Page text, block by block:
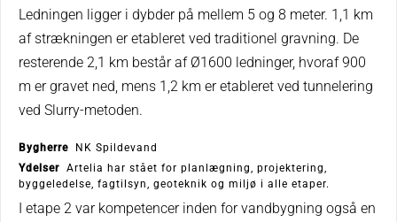
Ledningen ligger i dybder på mellem 5 og 8 meter. 1,1 km
af strækningen er etableret ved traditionel gravning. De
resterende 2,1 km består af Ø1600 ledninger, hvoraf 900
m er gravet ned, mens 1,2 km er etableret ved tunnelering
ved Slurry-metoden.
Bygherre
NK Spildevand
Ydelser Artelia har stået for planlægning, projektering,
byggeledelse, fagtilsyn, geoteknik og miljø i alle etaper.
I etape 2 var kompetencer inden for vandbygning også en